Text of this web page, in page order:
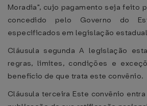
Moradia", cujo pagamento seja feito
concedido pelo Governo do
especificados em legislação
Cláusula segunda A legislação
regras, limites, condições e
benefício de que trata este convênio.
Cláusula terceira Este convênio